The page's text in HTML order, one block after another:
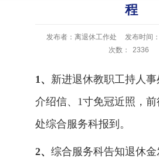
程
发布者：离退休工作处 发布时间
次数：
2336
1、 新进退休教职工持人
介绍信、 1寸免冠近照，
处综合服务科报到。
2、 综合服务科告知退休